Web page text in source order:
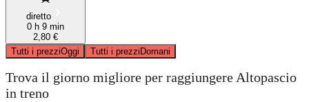
diretto
0 h 9 min
2,80 €
Tutti i prezziOggi Tutti i prezziDomani
Trova il giorno migliore per raggiungere Altopascio
in treno